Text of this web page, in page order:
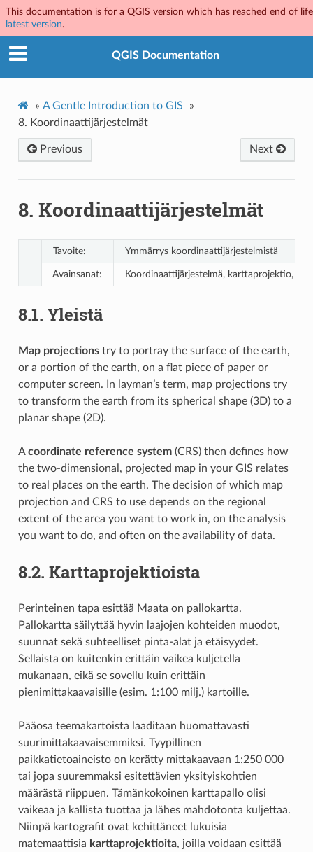
This documentation is for a QGIS version which has reached end of
latest version.
QGIS Documentation
» A Gentle Introduction to GIS
»
8. Koordinaattijärjestelmät
Previous Next
8. Koordinaattijärjestelmät
Tavoite: Ymmärrys koordinaattijärjestelmistä
Avainsanat: Koordinaattijärjestelmä, karttaprojektio,
8.1. Yleistä
Map projectionstry to portray the surface of the earth,
or a portion of the earth, on a flat piece of paper or
computer screen. In layman’s term, map projections try
to transform the earth from its spherical shape (3D) to a
planar shape (2D).
Acoordinate reference system(CRS) then defines how
the two-dimensional, projected map in your GIS relates
to real places on the earth. The decision of which map
projection and CRS to use depends on the regional
extent of the area you want to work in, on the analysis
you want to do, and often on the availability of data.
8.2. Karttaprojektioista
Perinteinen tapa esittää Maata on pallokartta.
Pallokartta säilyttää hyvin laajojen kohteiden muodot,
suunnat sekä suhteelliset pinta-alat ja etäisyydet.
Sellaista on kuitenkin erittäin vaikea kuljetella
mukanaan, eikä se sovellu kuin erittäin
pienimittakaavaisille (esim. 1:100 milj.) kartoille.
Pääosa teemakartoista laaditaan huomattavasti
suurimittakaavaisemmiksi. Tyypillinen
paikkatietoaineisto on kerätty mittakaavaan 1:250 000
tai jopa suuremmaksi esitettävien yksityiskohtien
määrästä riippuen. Tämänkokoinen karttapallo olisi
vaikeaa ja kallista tuottaa ja lähes mahdotonta kuljettaa.
Niinpä kartografit ovat kehittäneet lukuisia
matemaattisia karttaprojektioita, joilla voidaan esittää